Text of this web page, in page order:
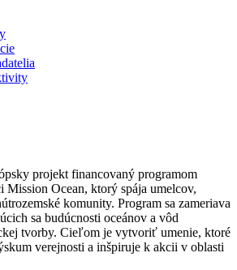
projekt financovaný programom
Mission Ocean, ktorý spája umelcov,
komunity. Program sa zameriava
sa budúcnosti oceánov a vôd
tvorby. Cieľom je vytvoriť umenie, ktoré
verejnosti a inšpiruje k akcii v oblasti